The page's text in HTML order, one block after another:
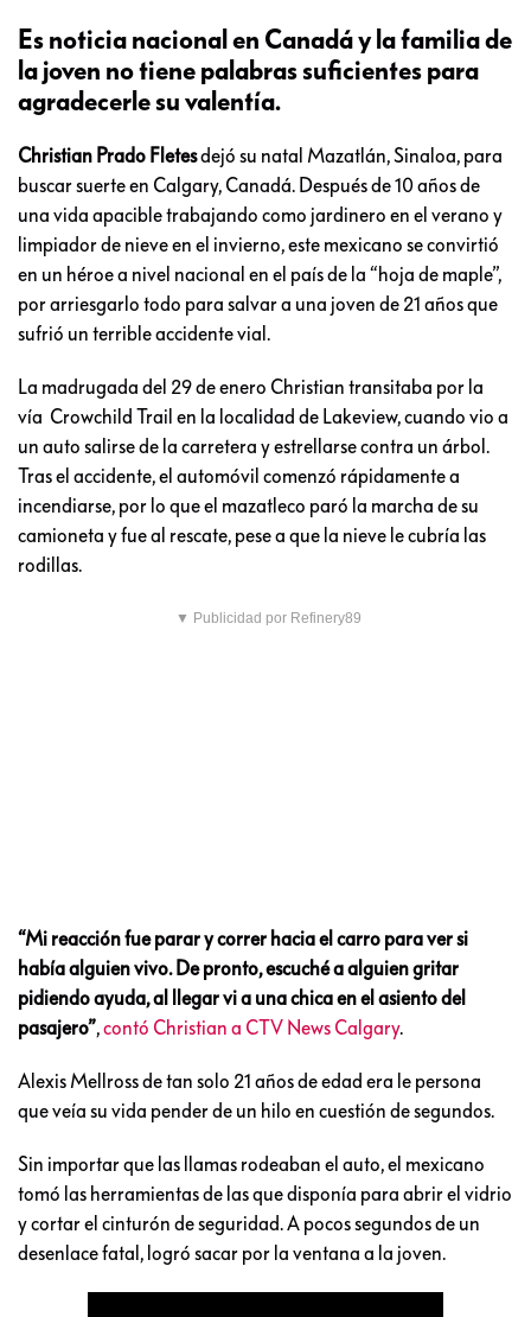
Es noticia nacional en Canadá y la familia de
la joven no tiene palabras suficientes para
agradecerle su valentía.
Christian Prado Fletesdejó su natal Mazatlán, Sinaloa, para
buscar suerte en Calgary, Canadá. Después de 10 años de
una vida apacible trabajando como jardinero en el verano y
limpiador de nieve en el invierno, este mexicano se convirtió
en un héroe a nivel nacional en el país de la “hoja de maple”,
por arriesgarlo todo para salvar a una joven de 21 años que
sufrió un terrible accidente vial.
La madrugada del 29 de enero Christian transitaba por la
vía Crowchild Trail en la localidad de Lakeview, cuando vio a
un auto salirse de la carretera y estrellarse contra un árbol.
Tras el accidente, el automóvil comenzó rápidamente a
incendiarse, por lo que el mazatleco paró la marcha de su
camioneta y fue al rescate, pese a que la nieve le cubría las
rodillas.
▼ Publicidad por Refinery89
“Mi reacción fue parar y correr hacia el carro para ver si
había alguien vivo. De pronto, escuché a alguien gritar
pidiendo ayuda, al llegar vi a una chica en el asiento del
pasajero”,contó Christian a CTV News Calgary.
Alexis Mellross de tan solo 21 años de edad era le persona
que veía su vida pender de un hilo en cuestión de segundos.
Sin importar que las llamas rodeaban el auto, el mexicano
tomó las herramientas de las que disponía para abrir el vidrio
y cortar el cinturón de seguridad. A pocos segundos de un
desenlace fatal, logró sacar por la ventana a la joven.